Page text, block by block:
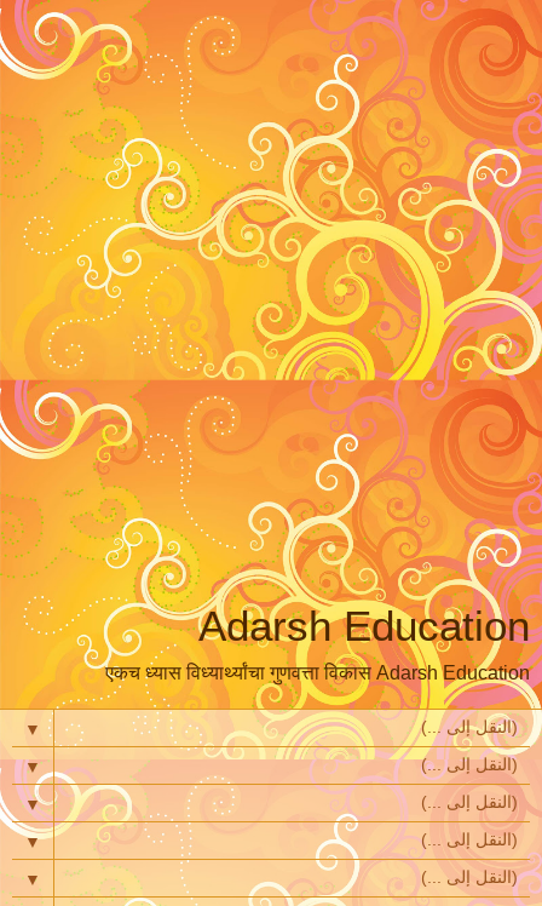
Adarsh Education
एकच ध्यास विध्यार्थ्यांचा गुणवत्ता विकास Adarsh Education
▼
▼
▼
▼
▼